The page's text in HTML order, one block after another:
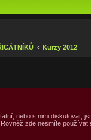
Kurzy 2012
nebo s nimi diskutovat,
zde nesmíte používat